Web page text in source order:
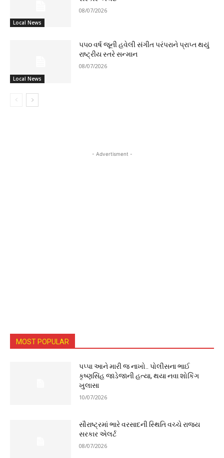
Local News
08/07/2026
Local News
૫૫૦ વર્ષ જૂની હવેલી સંગીત પરંપરાને પ્રાપ્ત થયું
રાષ્ટ્રીય સ્તરે સન્માન
08/07/2026
- Advertisment -
MOST POPULAR
પપ્પા આને મારી જ નાખો.. પોલીસના ભાઈ
કૃષ્ણસિંહ જાડેજાની હત્યા, થયા નવા શોકિંગ
ખુલાસા
10/07/2026
સૌરાષ્ટ્રમાં ભારે વરસાદની સ્થિતિ વચ્ચે રાજ્ય
સરકાર એલર્ટ
08/07/2026